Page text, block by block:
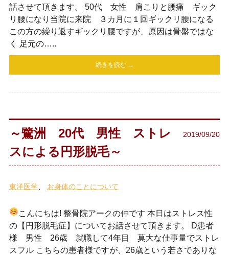
話させて頂きます。 50代 女性 肩こりと腰痛 ギック
リ腰になり当院に来院 ３カ月に１回ギックリ腰になる
この方の繰り返すギックリ腰ですが、原因は骨盤ではな
く 足元の…..
続きを読む →
～鷺洲 20代 男性 ストレ
スによる円形脱毛～
2019/09/20
東洋医学 お身体のことについて
こんにちは! 整骨院アークの仲です 本日はストレス性
の【円形脱毛症】についてお話させて頂きます。 D患者
様 男性 26歳 就職して4年目 莫大な仕事量でストレ
スフル こちらの患者様ですが、26歳という若さでありな